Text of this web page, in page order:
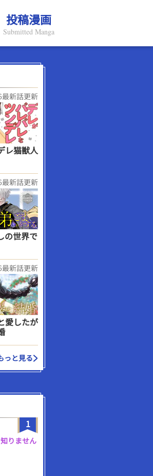
投稿漫画
Submitted Manga
新話更新
レ猫獣人
新話更新
の世界で
新話更新
愛したが
っと見る
1
りません